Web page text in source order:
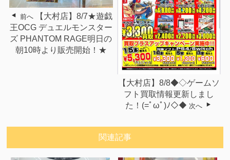
前へ
【大村店】8/7★遊戯
王OCG デュエルモンスター
ズ PHANTOM RAGE明日の
朝10時より販売開始！★
【大村店】8/8◆◇ゲームソ
フト買取情報更新しまし
た！(=ﾟωﾟ)ﾉ◇◆ 次へ
関連記事